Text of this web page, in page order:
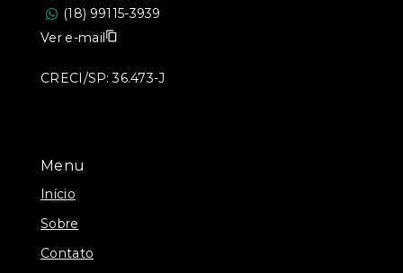
Menu
Início
Sobre
Contato
(18) 99115-3939
Ver e-mail
CRECI/SP: 36.473-J